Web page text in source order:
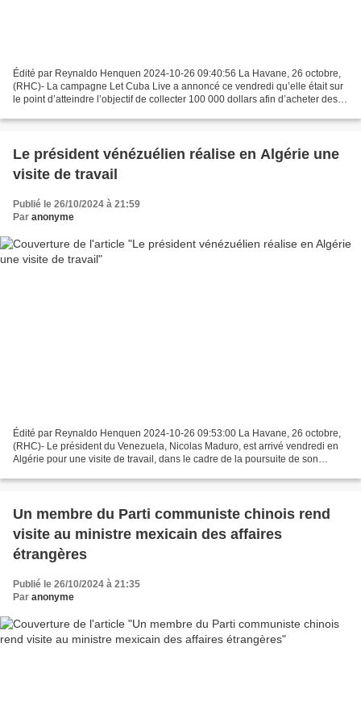
Édité par Reynaldo Henquen 2024-10-26 09:40:56 La Havane, 26 octobre,
(RHC)- La campagne Let Cuba Live a annoncé ce vendredi qu’elle était sur
le point d’atteindre l’objectif de collecter 100 000 dollars afin d’acheter des
Le président vénézuélien réalise en Algérie une
visite de travail
Publié le 26/10/2024 à 21:59
Par anonyme
Édité par Reynaldo Henquen 2024-10-26 09:53:00 La Havane, 26 octobre,
(RHC)- Le président du Venezuela, Nicolas Maduro, est arrivé vendredi en
Algérie pour une visite de travail, dans le cadre de la poursuite de son
Un membre du Parti communiste chinois rend
visite au ministre mexicain des affaires
étrangères
Publié le 26/10/2024 à 21:35
Par anonyme